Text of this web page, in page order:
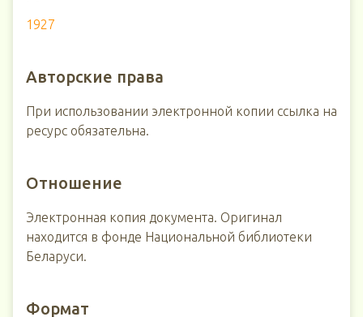
1927
Авторские права
При использовании электронной копии ссылка на
ресурс обязательна.
Отношение
Электронная копия документа. Оригинал
находится в фонде Национальной библиотеки
Беларуси.
Формат